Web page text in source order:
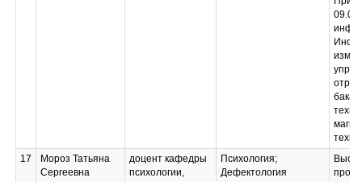
17
Мороз Татьяна
Сергеевна
доцент кафедры
психологии,
Психология;
Дефектология